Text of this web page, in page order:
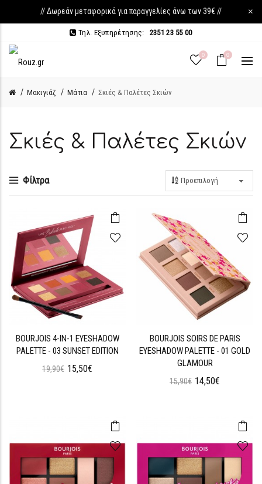
// Δωρεάν μεταφορικά για παραγγελίες άνω των 39€ // ×
Τηλ. Εξυπηρέτησης: 2351 23 55 00
0 0
Μακιγιάζ Μάτια Σκιές & Παλέτες Σκιών
Σκιές & Παλέτες Σκιών
Φίλτρα
BOURJOIS 4-IN-1 EYESHADOW
PALETTE - 03 SUNSET EDITION
19,90€ 15,50€
BOURJOIS SOIRS DE PARIS
EYESHADOW PALETTE - 01 GOLD
GLAMOUR
15,90€ 14,50€